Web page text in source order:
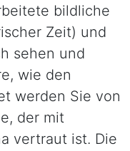
bildliche
Zeit) und
sehen und
wie den
werden Sie von
der mit
vertraut ist. Die